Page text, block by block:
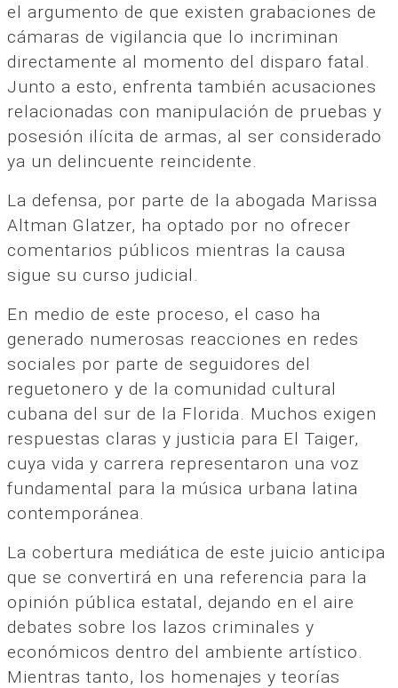
el argumento de que existen grabaciones de
cámaras de vigilancia que lo incriminan
directamente al momento del disparo fatal.
Junto a esto, enfrenta también acusaciones
relacionadas con manipulación de pruebas y
posesión ilícita de armas, al ser considerado
ya un delincuente reincidente.
La defensa, por parte de la abogada Marissa
Altman Glatzer, ha optado por no ofrecer
comentarios públicos mientras la causa
sigue su curso judicial.
En medio de este proceso, el caso ha
generado numerosas reacciones en redes
sociales por parte de seguidores del
reguetonero y de la comunidad cultural
cubana del sur de la Florida. Muchos exigen
respuestas claras y justicia para El Taiger,
cuya vida y carrera representaron una voz
fundamental para la música urbana latina
contemporánea.
La cobertura mediática de este juicio anticipa
que se convertirá en una referencia para la
opinión pública estatal, dejando en el aire
debates sobre los lazos criminales y
económicos dentro del ambiente artístico.
Mientras tanto, los homenajes y teorías